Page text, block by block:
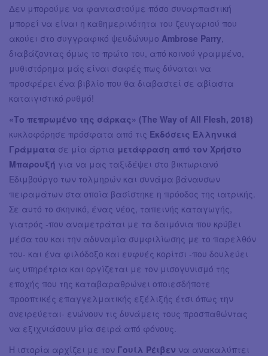
Δεν μπορούμε να φανταστούμε πόσο συναρπαστική
μπορεί να είναι η καθημερινότητα του ζευγαριού που
ακούει στο συγγραφικό ψευδώνυμο Ambrose Parry
διαβάζοντας όμως το πρώτο του, από κοινού γραμμένο,
μυθιστόρημα μάς είναι σαφές πως δύναται να
προσφέρει ένα βιβλίο που θα διαβαστεί σε αβίαστα
καταιγιστικό ρυθμό!
«Το πεπρωμένο της σάρκας» (The Way of All Flesh, 2018)
κυκλοφόρησε πρόσφατα από τις Εκδόσεις Ελληνικά
Γράμματα σε μία άρτια μετάφραση από τον Χρήστο
Μπαρουξή για να μας ταξιδέψει στο βικτωριανό
Εδιμβούργο των τολμηρών και συνάμα βάναυσων
πειραμάτων στα οποία βασίστηκε η πρόοδος της ιατρικής.
Σε αυτό το σκηνικό, ένας νέος, ταπεινής καταγωγής,
γιατρός -που αναμετράται με τα δαιμόνια που κρύβει
μέσα του και την αδυναμία συμφιλίωσης με το παρελθόν
του- και ένα φιλόδοξο και ευφυές κορίτσι -που δουλεύει
ως υπηρέτρια και οργίζεται με τον μισογυνισμό της
εποχής που της καταβαραθρώνει οποιεσδήποτε
προοπτικές επαγγελματικής εξέλιξής έτσι όπως την
ονειρεύεται- ενώνουν τις δυνάμεις τους προσπαθώντας
να εξιχνιάσουν μία σειρά από φόνους.
Η ιστορία αρχίζει με τον Γουίλ Ρέιβεν να ανακαλύπτει